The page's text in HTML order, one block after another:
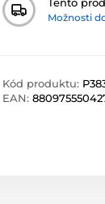
Možnosti
Kód produktu:
EAN: